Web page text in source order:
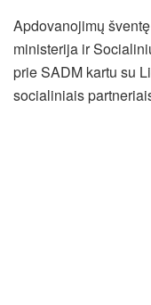
Apdovanojimų
ministerija ir
prie SADM kartu su
socialiniais